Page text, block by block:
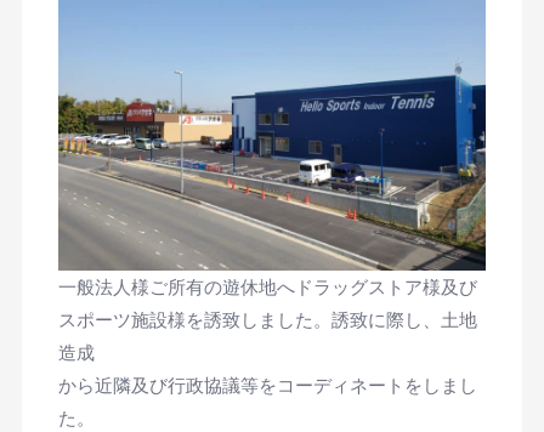
一般法人様ご所有の遊休地へドラッグストア様及び
スポーツ施設様を誘致しました。誘致に際し、土地
造成
から近隣及び行政協議等をコーディネートをしまし
た。